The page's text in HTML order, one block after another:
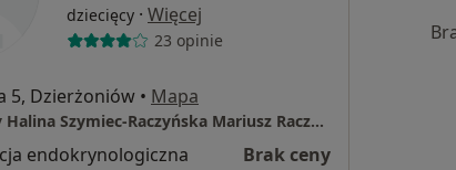
dziecięcy · Więcej
23 opinie
5, Dzierżoniów • Mapa
Raczyńscy Halina Szymiec-Raczyńska Mariusz Raczyński Prywatna Specjalistyczna Przychodnia Lekarsko-Stomatologiczna
endokrynologiczna Brak ceny